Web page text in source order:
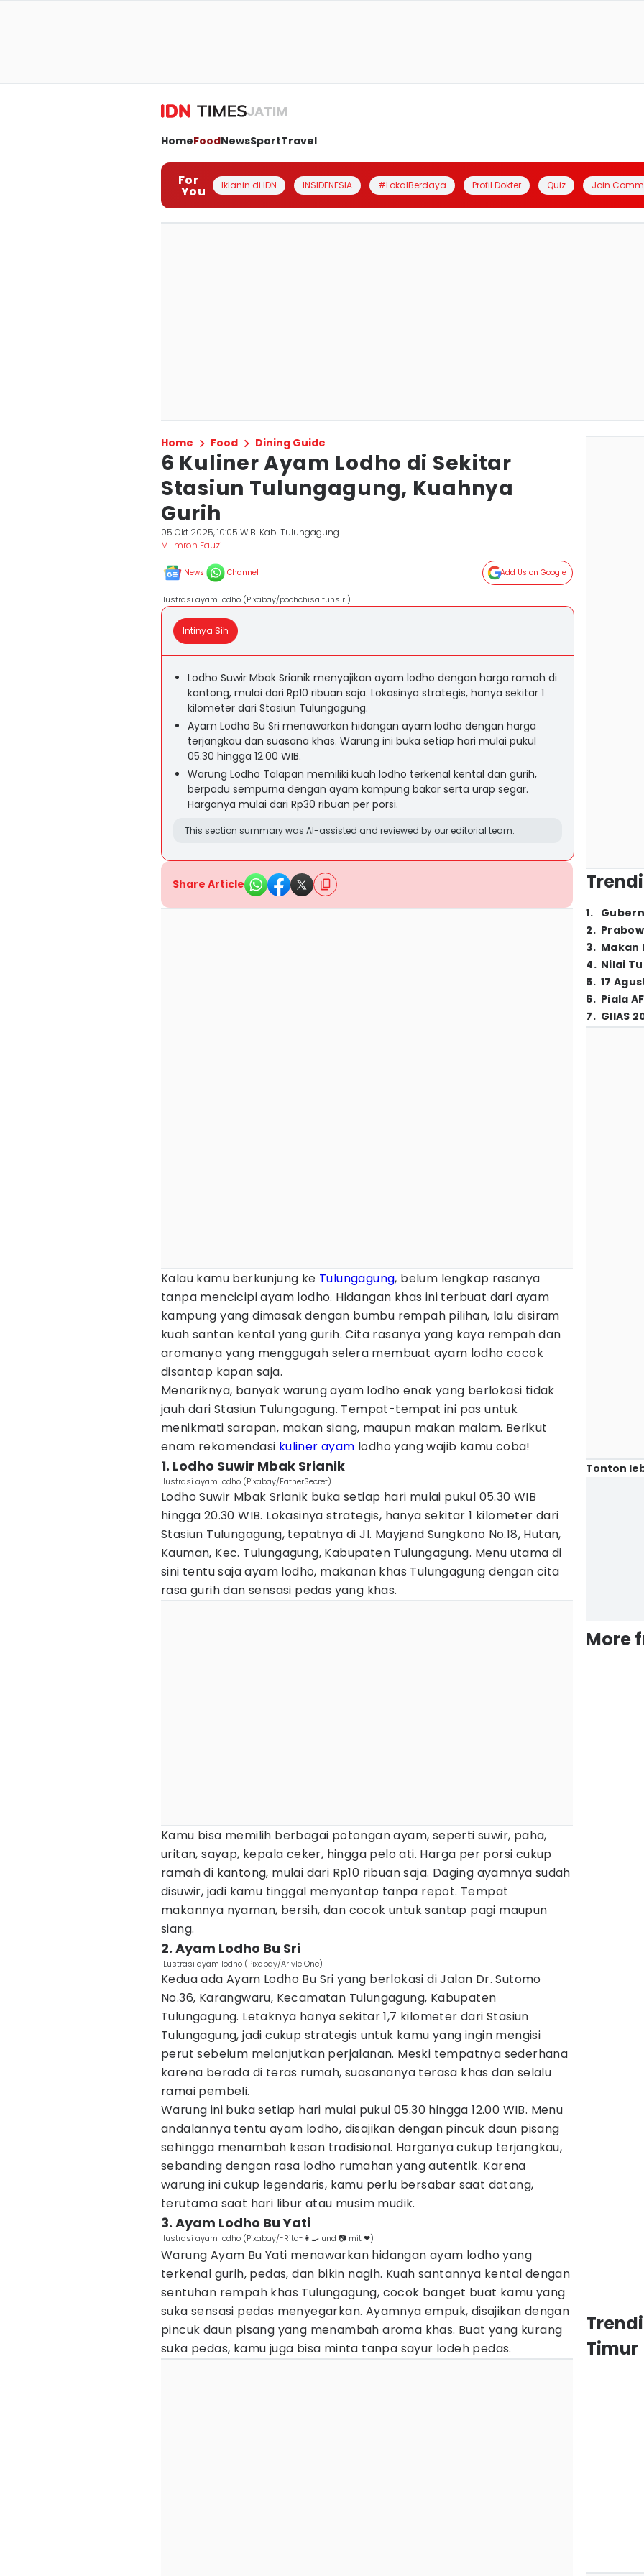
JATIM
HomeFoodNewsSportTravel
For
You Iklanin di IDN INSIDENESIA #LokalBerdaya Profil Dokter Quiz Join
Home Food Dining Guide
6 Kuliner Ayam Lodho di Sekitar
Stasiun Tulungagung, Kuahnya
Gurih
05 Okt 2025, 10:05 WIB Kab. Tulungagung
M. Imron Fauzi
News Channel Add Us on Google
Ilustrasi ayam lodho (Pixabay/poohchisa tunsiri)
Intinya Sih
Lodho Suwir Mbak Srianik menyajikan ayam lodho dengan harga ramah di
kantong, mulai dari Rp10 ribuan saja. Lokasinya strategis, hanya sekitar 1
kilometer dari Stasiun Tulungagung.
Ayam Lodho Bu Sri menawarkan hidangan ayam lodho dengan harga
terjangkau dan suasana khas. Warung ini buka setiap hari mulai pukul
05.30 hingga 12.00 WIB.
Warung Lodho Talapan memiliki kuah lodho terkenal kental dan gurih,
berpadu sempurna dengan ayam kampung bakar serta urap segar.
Harganya mulai dari Rp30 ribuan per porsi.
This section summary was AI-assisted and reviewed by our editorial team.
Share Article
Kalau kamu berkunjung ke Tulungagung, belum lengkap rasanya
tanpa mencicipi ayam lodho. Hidangan khas ini terbuat dari ayam
kampung yang dimasak dengan bumbu rempah pilihan, lalu disiram
kuah santan kental yang gurih. Cita rasanya yang kaya rempah dan
aromanya yang menggugah selera membuat ayam lodho cocok
disantap kapan saja.
Menariknya, banyak warung ayam lodho enak yang berlokasi tidak
jauh dari Stasiun Tulungagung. Tempat-tempat ini pas untuk
menikmati sarapan, makan siang, maupun makan malam. Berikut
enam rekomendasi kuliner ayam lodho yang wajib kamu coba!
1. Lodho Suwir Mbak Srianik
Ilustrasi ayam lodho (Pixabay/FatherSecret)
Lodho Suwir Mbak Srianik buka setiap hari mulai pukul 05.30 WIB
hingga 20.30 WIB. Lokasinya strategis, hanya sekitar 1 kilometer dari
Stasiun Tulungagung, tepatnya di Jl. Mayjend Sungkono No.18, Hutan,
Kauman, Kec. Tulungagung, Kabupaten Tulungagung. Menu utama di
sini tentu saja ayam lodho, makanan khas Tulungagung dengan cita
rasa gurih dan sensasi pedas yang khas.
Kamu bisa memilih berbagai potongan ayam, seperti suwir, paha,
uritan, sayap, kepala ceker, hingga pelo ati. Harga per porsi cukup
ramah di kantong, mulai dari Rp10 ribuan saja. Daging ayamnya sudah
disuwir, jadi kamu tinggal menyantap tanpa repot. Tempat
makannya nyaman, bersih, dan cocok untuk santap pagi maupun
siang.
2. Ayam Lodho Bu Sri
ILustrasi ayam lodho (Pixabay/Arivle One)
Kedua ada Ayam Lodho Bu Sri yang berlokasi di Jalan Dr. Sutomo
No.36, Karangwaru, Kecamatan Tulungagung, Kabupaten
Tulungagung. Letaknya hanya sekitar 1,7 kilometer dari Stasiun
Tulungagung, jadi cukup strategis untuk kamu yang ingin mengisi
perut sebelum melanjutkan perjalanan. Meski tempatnya sederhana
karena berada di teras rumah, suasananya terasa khas dan selalu
ramai pembeli.
Warung ini buka setiap hari mulai pukul 05.30 hingga 12.00 WIB. Menu
andalannya tentu ayam lodho, disajikan dengan pincuk daun pisang
sehingga menambah kesan tradisional. Harganya cukup terjangkau,
sebanding dengan rasa lodho rumahan yang autentik. Karena
warung ini cukup legendaris, kamu perlu bersabar saat datang,
terutama saat hari libur atau musim mudik.
3. Ayam Lodho Bu Yati
Ilustrasi ayam lodho (Pixabay/-Rita-👩‍🍳 und 📷 mit ❤)
Warung Ayam Bu Yati menawarkan hidangan ayam lodho yang
terkenal gurih, pedas, dan bikin nagih. Kuah santannya kental dengan
sentuhan rempah khas Tulungagung, cocok banget buat kamu yang
suka sensasi pedas menyegarkan. Ayamnya empuk, disajikan dengan
pincuk daun pisang yang menambah aroma khas. Buat yang kurang
suka pedas, kamu juga bisa minta tanpa sayur lodeh pedas.
1.
2.
3. Makan
4. Nilai
5. 17
6. Piala
7. GIIAS
Tonton
More
Timur